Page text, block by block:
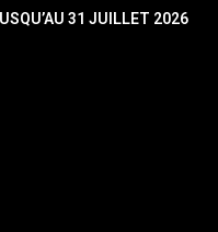
31 JUILLET 2026